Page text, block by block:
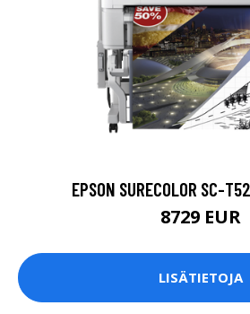
EPSON SURECOLOR SC-
8729 EUR
LISÄTIETOJA